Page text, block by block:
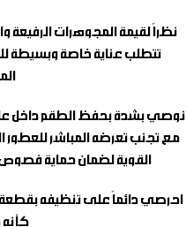
نظراً لقيمة المجوهرات الرفيعة
تتطلب عناية خاصة وبسيطة
نوصي بشدة بحفظ الطقم داخل
مع تجنب تعرضه المباشر للعطور
القوية لضمان حماية
احرصي دائماً على تنظيفه
كأنه